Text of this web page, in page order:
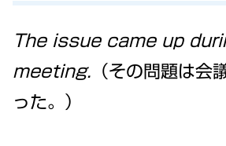
The issue came up
meeting. （その問題は会
った。）